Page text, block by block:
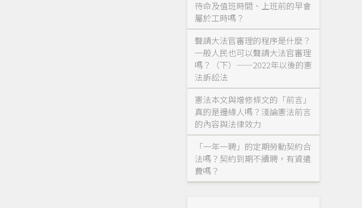
待命及值班時間、上班前的早會
屬於工時嗎？
聲請大法官審理的程序是什麼？
一般人民也可以聲請大法官審理
嗎？（下）——2022年以後的憲
法訴訟法
憲法本文與增修條文的「前言」
真的是邊緣人嗎？淺論憲法前言
的內容與法律效力
「一年一聘」的定期勞動契約合
法嗎？契約到期不續聘，有資遣
費嗎？